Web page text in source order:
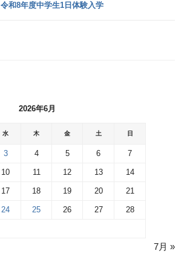
令和8年度中学生1日体験入学
2026年6月
水 木 金 土 日
3 4 5 6 7
10 11 12 13 14
17 18 19 20 21
24 25 26 27 28
7月 »